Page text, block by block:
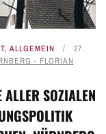
, ALLGEMEIN
27.
- FLORIAN
SOZIALEN